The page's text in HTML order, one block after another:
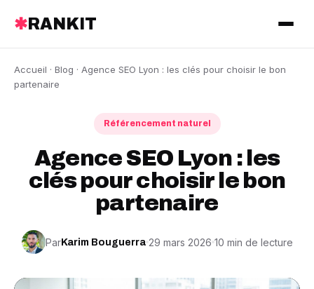
✱ RANKIT
Accueil · Blog · Agence SEO Lyon : les clés pour choisir le bon
partenaire
Référencement naturel
Agence SEO Lyon : les
clés pour choisir le bon
partenaire
ParKarim Bouguerra 29 mars 2026 10 min de lecture